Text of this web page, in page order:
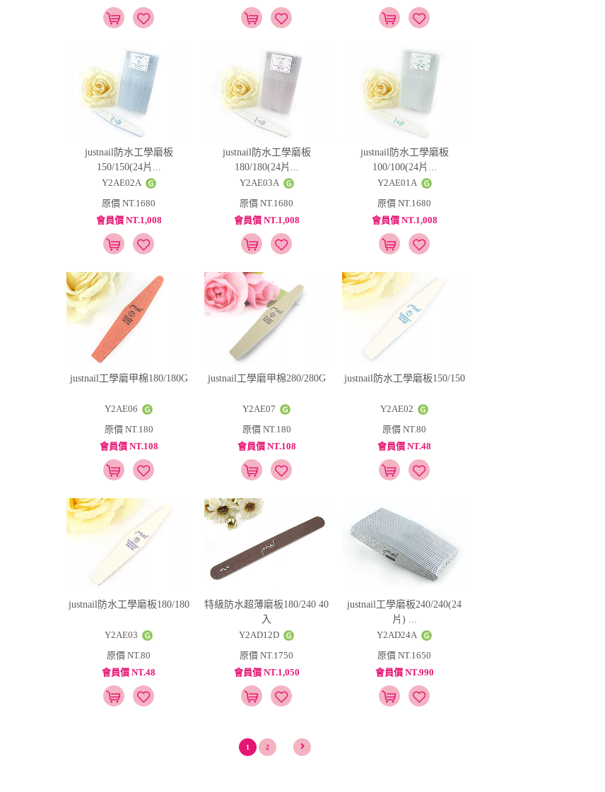
justnail防水工學磨板
150/150(24片...
Y2AE02A
原價 NT.1680
會員價 NT.1,008
justnail防水工學磨板
180/180(24片...
Y2AE03A
原價 NT.1680
會員價 NT.1,008
justnail防水工學磨板
100/100(24片...
Y2AE01A
原價 NT.1680
會員價 NT.1,008
justnail工學磨甲棉180/180G
Y2AE06
原價 NT.180
會員價 NT.108
justnail工學磨甲棉280/280G
Y2AE07
原價 NT.180
會員價 NT.108
justnail防水工學磨板150/150
Y2AE02
原價 NT.80
會員價 NT.48
justnail防水工學磨板180/180
Y2AE03
原價 NT.80
會員價 NT.48
特級防水超薄磨板180/240 40
入
Y2AD12D
原價 NT.1750
會員價 NT.1,050
justnail工學磨板240/240(24
片) ...
Y2AD24A
原價 NT.1650
會員價 NT.990
1 2